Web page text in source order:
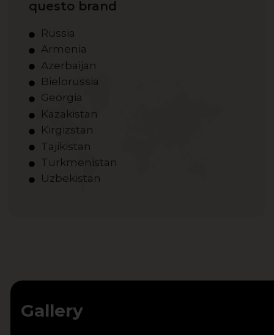
questo brand
Russia
Armenia
Azerbaijan
Bielorussia
Georgia
Kazakistan
Kirgizstan
Tajikistan
Turkmenistan
Uzbekistan
Gallery